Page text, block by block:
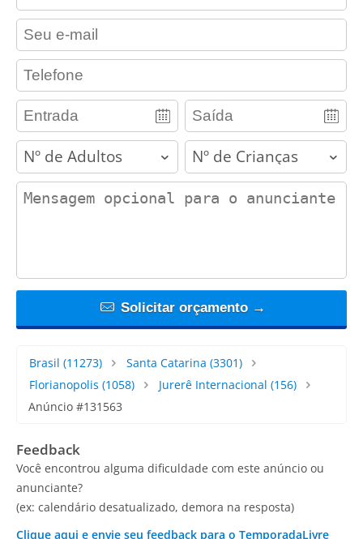
contact_email
contact_phone
adults children
contact_message
Solicitar orçamento →
Brasil (11273) Santa Catarina (3301)
Florianopolis (1058) Jurerê Internacional (156)
Anúncio #131563
Feedback
Você encontrou alguma dificuldade com este anúncio ou
anunciante?
(ex: calendário desatualizado, demora na resposta)
Clique aqui e envie seu feedback para o TemporadaLivre